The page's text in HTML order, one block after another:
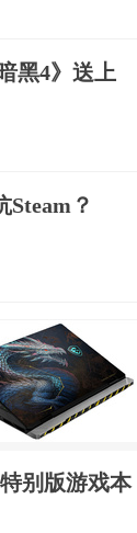
黑4》送上
？
别版游戏本